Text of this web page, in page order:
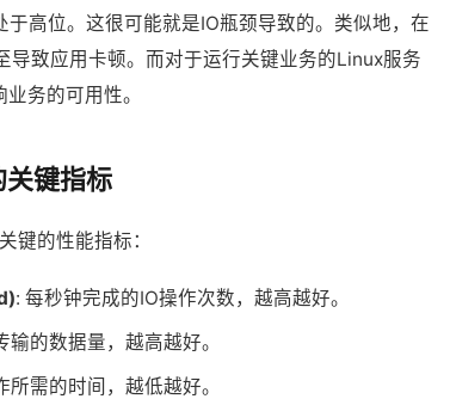
高位。这很可能就是IO瓶颈导致的。类似地，在
致应用卡顿。而对于运行关键业务的Linux服务
务的可用性。
键指标
键的性能指标：
: 每秒钟完成的IO操作次数，越高越好。
输的数据量，越高越好。
所需的时间，越低越好。